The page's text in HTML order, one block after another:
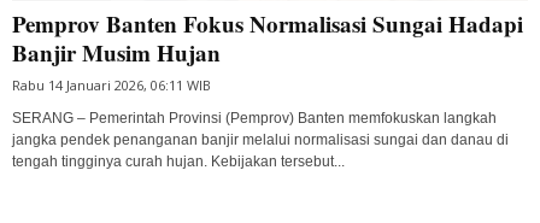
Pemprov Banten Fokus Normalisasi Sungai Hadapi
Banjir Musim Hujan
Rabu 14 Januari 2026, 06:11 WIB
SERANG – Pemerintah Provinsi (Pemprov) Banten memfokuskan langkah
jangka pendek penanganan banjir melalui normalisasi sungai dan danau di
tengah tingginya curah hujan. Kebijakan tersebut...